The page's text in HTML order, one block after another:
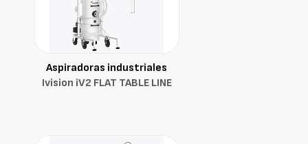
Aspiradoras industriales
Ivision iV2 FLAT TABLE LINE